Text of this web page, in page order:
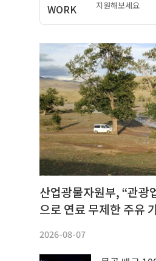
지원해보세요
산업광물자원부, “관광
으로 연료 무제한 주유
2026-08-07